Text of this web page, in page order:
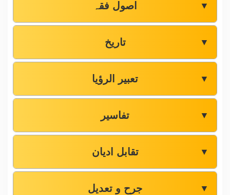
اصول فقہ ▼
تاریخ ▼
تعبیر الرؤیا ▼
تفاسیر ▼
تقابل ادیان ▼
جرح و تعدیل ▼